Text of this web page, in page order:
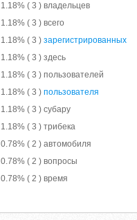
1.18% ( 3 ) владельцев
1.18% ( 3 ) всего
1.18% ( 3 ) зарегистрированных
1.18% ( 3 ) здесь
1.18% ( 3 ) пользователей
1.18% ( 3 ) пользователя
1.18% ( 3 ) субару
1.18% ( 3 ) трибека
0.78% ( 2 ) автомобиля
0.78% ( 2 ) вопросы
0.78% ( 2 ) время